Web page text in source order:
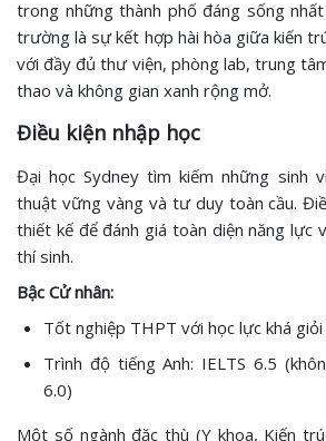
trong những thành phố đáng sống
trường là sự kết hợp hài hòa giữa kiến
với đầy đủ thư viện, phòng lab, trung
thao và không gian xanh rộng mở.
Điều kiện nhập học
Đại học Sydney tìm kiếm những sinh
thuật vững vàng và tư duy toàn cầu.
thiết kế để đánh giá toàn diện năng lực
thí sinh.
Bậc Cử nhân:
Tốt nghiệp THPT với học lực khá
Trình độ tiếng Anh: IELTS 6.5
6.0)
Một số ngành đặc thù (Y khoa, Kiến